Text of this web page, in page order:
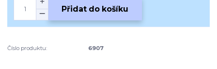
Přidat do košíku
Číslo produktu: 6907